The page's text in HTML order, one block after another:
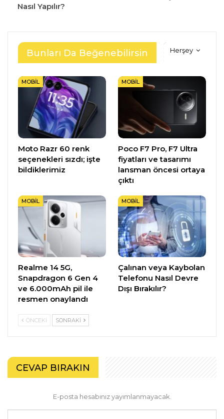
Nasıl Yapılır?
Herşey
Bunları Da Beğenebilirsin
MOBIL
Moto Razr 60 renk
seçenekleri sızdı; işte
bildiklerimiz
MOBIL
Poco F7 Pro, F7 Ultra
fiyatları ve tasarımı
lansman öncesi ortaya
çıktı
MOBIL
Realme 14 5G,
Snapdragon 6 Gen 4
ve 6.000mAh pil ile
resmen onaylandı
MOBIL
Çalınan veya Kaybolan
Telefonu Nasıl Devre
Dışı Bırakılır?
ÖNCEKI SONRAKI
CEVAP BIRAKIN
E-posta hesabınız yayımlanmayacak.